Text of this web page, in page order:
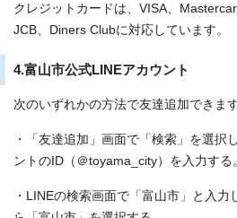
クレジットカードは、VISA、
JCB、Diners Clubに対応しています。
4.富山市公式LINEアカウント
次のいずれかの方法で友達追加できます
・「友達追加」画面で「検索」を選択
ントのID（＠toyama_city）を入力する
・LINEの検索画面で「富山市」と入